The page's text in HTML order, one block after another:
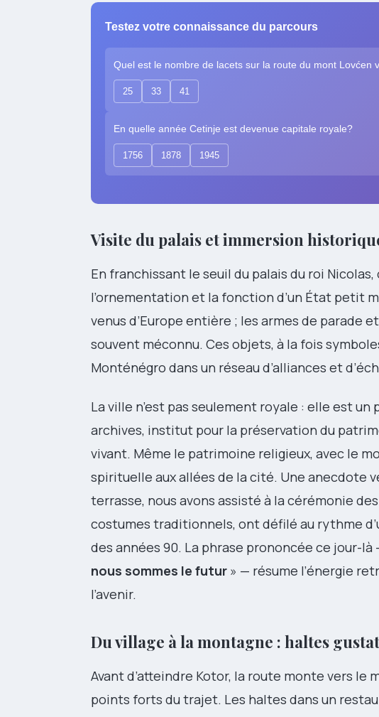
Testez votre connaissance du parcours
Quel est le nombre de lacets sur la route du mont Lovćen
25 33 41
En quelle année Cetinje est devenue capitale royale?
1756 1878 1945
Visite du palais et immersion
En franchissant le seuil du palais du roi
l’ornementation et la fonction d’un État petit
venus d’Europe entière ; les armes de
souvent méconnu. Ces objets, à la fois
Monténégro dans un réseau d’alliances et
La ville n’est pas seulement royale : elle est
archives, institut pour la préservation du
vivant. Même le patrimoine religieux, avec le
spirituelle aux allées de la cité. Une anecdote
terrasse, nous avons assisté à la cérémonie
costumes traditionnels, ont défilé au rythme
des années 90. La phrase prononcée ce jour-là
nous sommes le futur » — résume l’énergie
l’avenir.
Du village à la montagne : haltes
Avant d’atteindre Kotor, la route monte vers le
points forts du trajet. Les haltes dans un